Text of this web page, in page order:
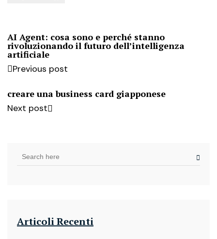
Articoli Recenti
AI Agent: cosa sono e perché stanno
rivoluzionando il futuro dell’intelligenza
artificiale
Previous post
creare una business card giapponese
Next post